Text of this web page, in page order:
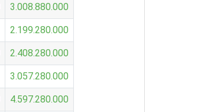
3.008.880.000
2.199.280.000
2.408.280.000
3.057.280.000
4.597.280.000